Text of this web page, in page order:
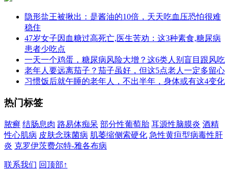
隐形盐王被揪出：是酱油的10倍，天天吃血压恐怕很难
稳住
47岁女子因血糖过高死亡,医生苦劝：这3种素食,糖尿病
患者少吃点
一天一个鸡蛋，糖尿病风险大增？这6类人别盲目跟风吃
老年人要远离茄子？茄子虽好，但这5点老人一定多留心
习惯饭后就午睡的老年人，不出半年，身体或有这4变化
热门标签
脓癣 结肠息肉 路易体痴呆 部分性葡萄胎 耳源性脑膜炎 酒精
性心肌病 皮肤念珠菌病 肌萎缩侧索硬化 急性黄疸型病毒性肝
炎 克罗伊茨费尔特-雅各布病
联系我们 回顶部↑